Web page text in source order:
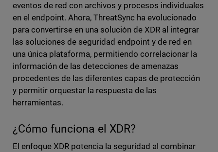
eventos de red con archivos y procesos individuales
en el endpoint. Ahora, ThreatSync ha evolucionado
para convertirse en una solución de XDR al integrar
las soluciones de seguridad endpoint y de red en
una única plataforma, permitiendo correlacionar la
información de las detecciones de amenazas
procedentes de las diferentes capas de protección
y permitir orquestar la respuesta de las
herramientas.
¿Cómo funciona el XDR?
El enfoque XDR potencia la seguridad al combinar